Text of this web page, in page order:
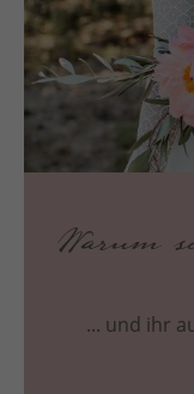
Warum
... und ihr